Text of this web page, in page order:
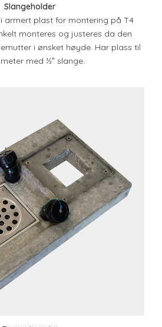
Slangeholder
armert plast for montering på T4
monteres og justeres da den
i ønsket høyde. Har plass til
med ½‟ slange.